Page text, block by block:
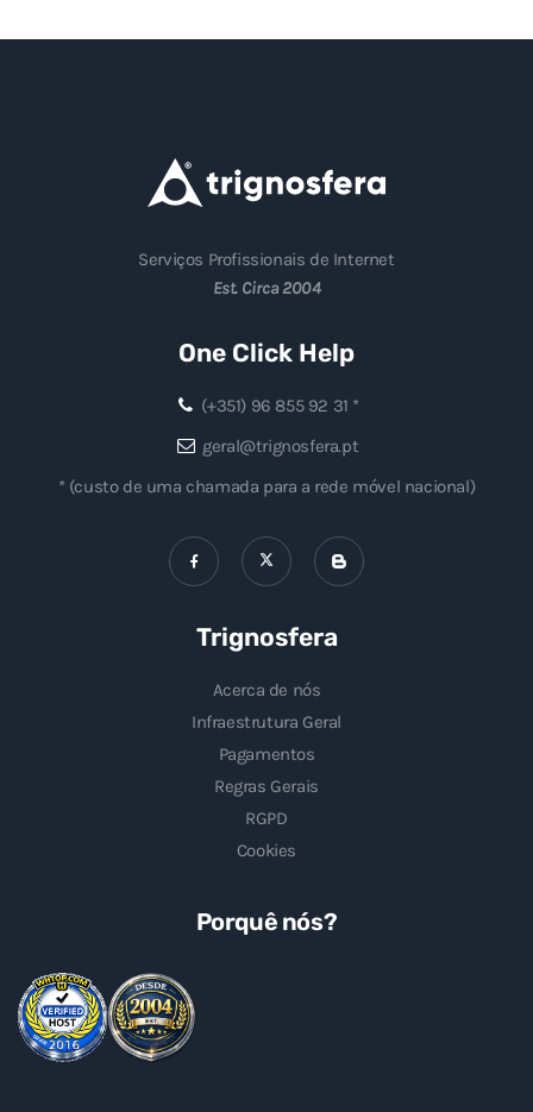
Serviços Profissionais de Internet
Est. Circa 2004
One Click Help
(+351) 96 855 92 31 *
geral@trignosfera.pt
* (custo de uma chamada para a rede móvel nacional)
Trignosfera
Acerca de nós
Infraestrutura Geral
Pagamentos
Regras Gerais
RGPD
Cookies
Porquê nós?